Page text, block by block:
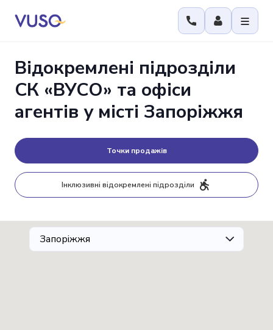
Відокремлені підрозділи
СК «ВУСО» та офіси
агентів у місті Запоріжжя
Точки продажів
Інклюзивні відокремлені підрозділи